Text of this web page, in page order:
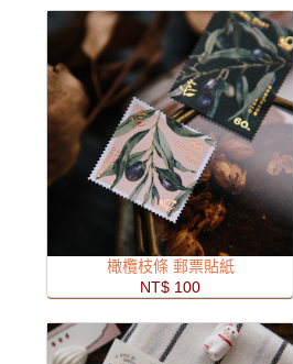
橄欖枝條 郵票貼紙
NT$ 100